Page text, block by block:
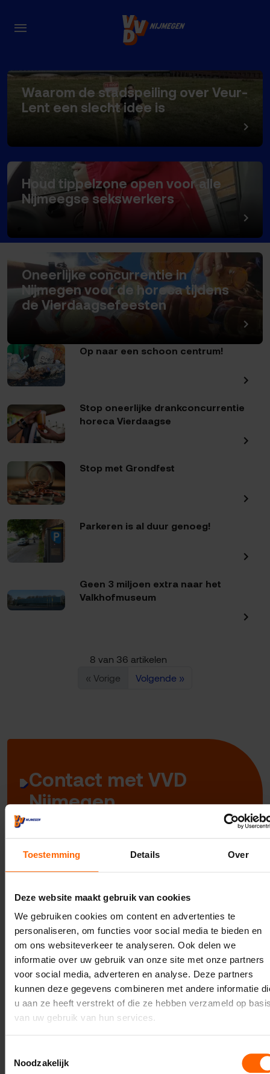
Toestemming Details Over
Deze website maakt gebruik van cookies
We gebruiken cookies om content en advertenties te
personaliseren, om functies voor social media te bieden en
om ons websiteverkeer te analyseren. Ook delen we
informatie over uw gebruik van onze site met onze partners
voor social media, adverteren en analyse. Deze partners
kunnen deze gegevens combineren met andere informatie
u aan ze heeft verstrekt of die ze hebben verzameld op
van uw gebruik van hun services.
Noodzakelijk
Waarom de stadspeiling over Veur-
Lent een slecht idee is
Houd tippelzone open voor alle
Nijmeegse sekswerkers
Oneerlijke concurrentie in
Nijmegen voor de horeca tijdens
de Vierdaagsefeesten
Op naar een schoon centrum!
Stop oneerlijke drankconcurrentie
horeca Vierdaagse
Stop met Grondfest
Parkeren is al duur genoeg!
Geen 3 miljoen extra naar het
Valkhofmuseum
8 van 36 artikelen
« Vorige
Volgende »
Contact met VVD
Nijmegen
Uw naam*
Uw e-mailadres*
Uw telefoonnummer*